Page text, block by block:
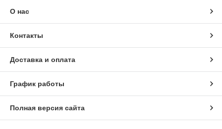
О нас
Контакты
Доставка и оплата
График работы
Полная версия сайта